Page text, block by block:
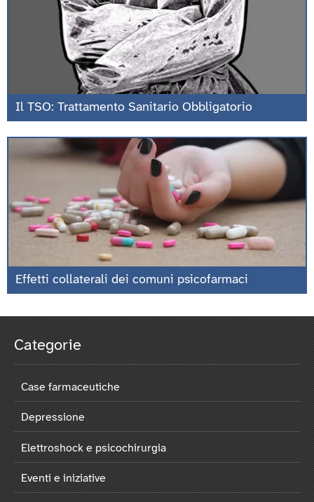
Il TSO: Trattamento Sanitario Obbligatorio
Effetti collaterali dei comuni psicofarmaci
Categorie
Case farmaceutiche
Depressione
Elettroshock e psicochirurgia
Eventi e iniziative